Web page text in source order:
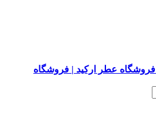
فروشگاه عطر ارکید | فروشگاه